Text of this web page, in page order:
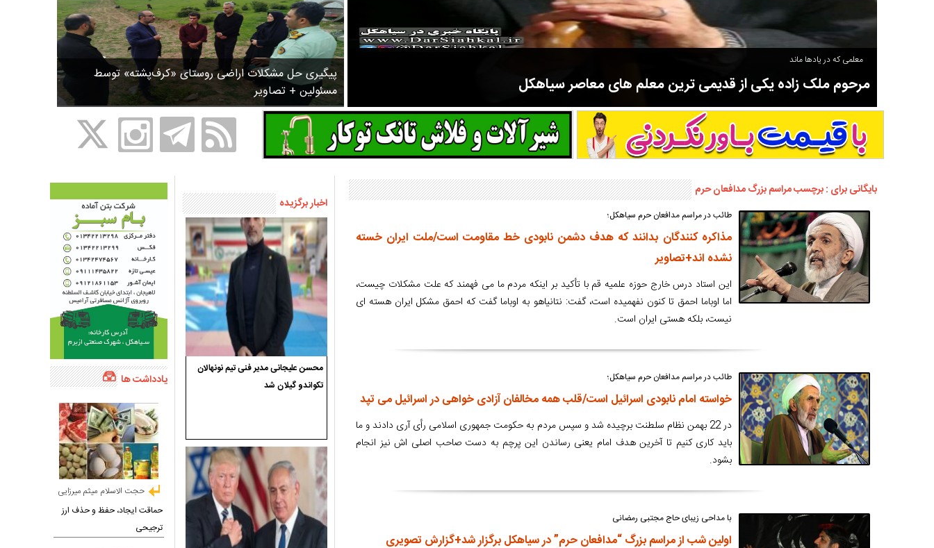
پیگیری حل مشکلات اراضی روستای «کرف‌پشته» توسط
مسئولین + تصاویر
معلمی که در یادها ماند
مرحوم ملک زاده یکی از قدیمی ترین معلم های معاصر سیاهکل
مرحوم ملک زاده از سال ۱۳۲۷ شروع به تدریس در مدارس سیاهکل کرد و در ۳۱ سال خدمت خود، علاوه بر تدریس در کلاس اول، معلم نهضت
سوادآموزی و عضو موسس مدرسه اورنگ سیاهکل نیز بود و در سال ۱۳۵۸ بازنشست شد.
بایگانی برای : برچسب مراسم بزرگ مدافعان حرم
طائب در مراسم مدافعان حرم سیاهکل؛
مذاکره کنندگان بدانند که هدف دشمن نابودی خط مقاومت است/ملت ایران خسته
نشده اند+تصاویر
این استاد درس خارج حوزه علمیه قم با تأکید بر اینکه مردم ما می فهمند که علت مشکلات چیست،
اما اوباما احمق تا کنون نفهمیده است، گفت: نتانیاهو به اوباما گفت که احمق مشکل ایران هسته ای
نیست، بلکه هستی ایران است.
طائب در مراسم مدافعان حرم سیاهکل؛
خواسته امام نابودی اسرائیل است/قلب همه مخالفان آزادی خواهی در اسرائیل می تپد
در 22 بهمن نظام سلطنت برچیده شد و سپس مردم به حکومت جمهوری اسلامی رأی آری دادند و ما
باید کاری کنیم تا آخرین هدف امام یعنی رساندن این پرچم به دست صاحب اصلی اش نیز انجام
بشود.
با مداحی زیبای حاج مجتبی رمضانی
اولین شب از مراسم بزرگ “مدافعان حرم” در سیاهکل برگزار شد+گزارش تصویری
اخبار برگزیده
محسن علیجانی مدیر فنی تیم نونهالان
تکواندو گیلان شد
یادداشت ها
حجت الاسلام میثم میرزایی
حماقت ایجاد، حفظ و حذف ارز
ترجیحی